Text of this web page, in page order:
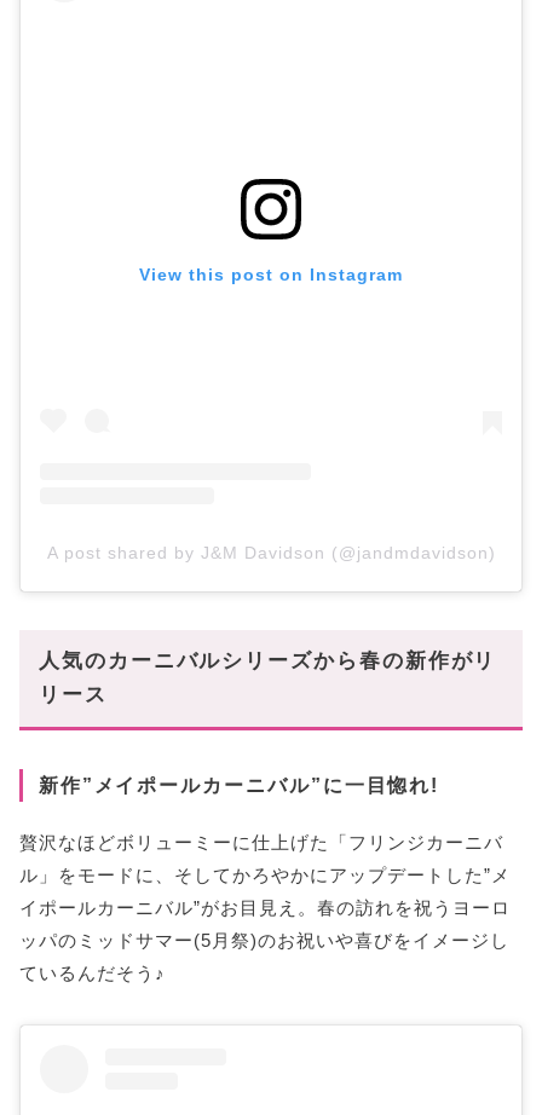
View this post on Instagram
A post shared by J&M Davidson (@jandmdavidson)
人気のカーニバルシリーズから春の新作がリ
リース
新作”メイポールカーニバル”に一目惚れ!
贅沢なほどボリューミーに仕上げた「フリンジカーニバ
ル」をモードに、そしてかろやかにアップデートした”メ
イポールカーニバル”がお目見え。春の訪れを祝うヨーロ
ッパのミッドサマー(5月祭)のお祝いや喜びをイメージし
ているんだそう♪